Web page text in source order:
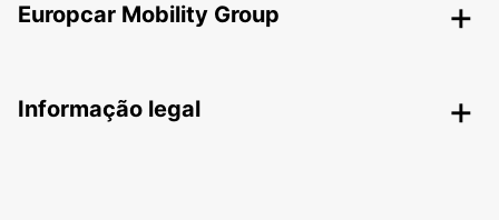
Europcar Mobility Group
Informação legal